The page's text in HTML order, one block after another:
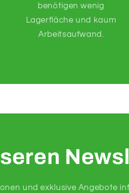
benötigen wenig
Lagerfläche und kaum
Arbeitsaufwand.
und exklusive Angebote